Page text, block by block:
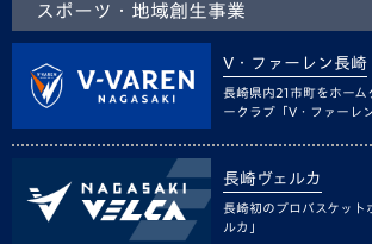
スポーツ・地域創生事業
V・ファーレン長崎
長崎県内21市町をホーム
ークラブ「V・ファーレ
長崎ヴェルカ
長崎初のプロバスケット
ルカ」